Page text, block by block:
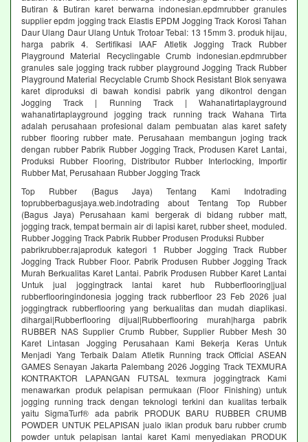
Butiran & Butiran karet berwarna indonesian.epdmrubber granules
supplier epdm jogging track Elastis EPDM Jogging Track Korosi Tahan
Daur Ulang Daur Ulang Untuk Trotoar Tebal: 13 15mm 3. produk hijau,
harga pabrik 4. Sertifikasi IAAF Atletik Jogging Track Rubber
Playground Material Recyclingable Crumb indonesian.epdmrubber
granules sale jogging track rubber playground Jogging Track Rubber
Playground Material Recyclable Crumb Shock Resistant Blok senyawa
karet diproduksi di bawah kondisi pabrik yang dikontrol dengan
Jogging Track | Running Track | Wahanatirtaplayground
wahanatirtaplayground jogging track running track Wahana Tirta
adalah perusahaan profesional dalam pembuatan alas karet safety
rubber flooring rubber mate. Perusahaan membangun joging track
dengan rubber Pabrik Rubber Jogging Track, Produsen Karet Lantai,
Produksi Rubber Flooring, Distributor Rubber Interlocking, Importir
Rubber Mat, Perusahaan Rubber Jogging Track
Top Rubber (Bagus Jaya) Tentang Kami Indotrading
toprubberbagusjaya.web.indotrading about Tentang Top Rubber
(Bagus Jaya) Perusahaan kami bergerak di bidang rubber matt,
jogging track, tempat bermain air di lapisi karet, rubber sheet, moduled.
Rubber Jogging Track Pabrik Rubber Produsen Produksi Rubber
pabrikrubber.rajaproduk kategori 1 Rubber Jogging Track Rubber
Jogging Track Rubber Floor. Pabrik Produsen Rubber Jogging Track
Murah Berkualitas Karet Lantai. Pabrik Produsen Rubber Karet Lantai
Untuk jual joggingtrack lantai karet hub Rubberflooring|jual
rubberflooringindonesia jogging track rubberfloor 23 Feb 2026 jual
joggingtrack rubberflooring yang berkualitas dan mudah diaplikasi.
dihargai|Rubberflooring dijual|Rubberflooring murah|harga pabrik
RUBBER NAS Supplier Crumb Rubber, Supplier Rubber Mesh 30
Karet Lintasan Jogging Perusahaan Kami Bekerja Keras Untuk
Menjadi Yang Terbaik Dalam Atletik Running track Official ASEAN
GAMES Senayan Jakarta Palembang 2026 Jogging Track TEXMURA
KONTRAKTOR LAPANGAN FUTSAL texmura joggingtrack Kami
menawarkan produk pelapisan permukaan (Floor Finishing) untuk
jogging running track dengan teknologi terkini dan kualitas terbaik
yaitu SigmaTurf® ada pabrik PRODUK BARU RUBBER CRUMB
POWDER UNTUK PELAPISAN jualo iklan produk baru rubber crumb
powder untuk pelapisan lantai karet Kami menyediakan PRODUK